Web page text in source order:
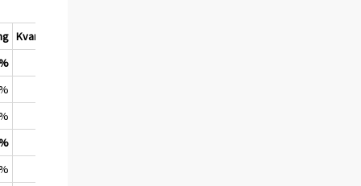
Kvartalsförändring